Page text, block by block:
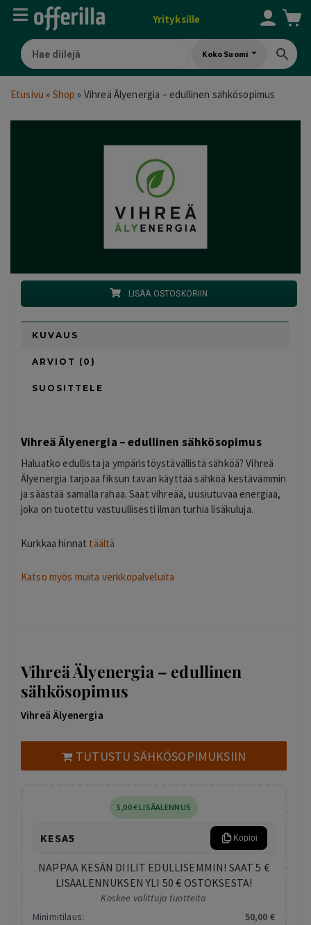
Yrityksille
Koko Suomi
Etusivu » Shop » Vihreä Älyenergia – edullinen sähkösopimus
LISÄÄ OSTOSKORIIN
KUVAUS
ARVIOT (0)
SUOSITTELE
Vihreä Älyenergia – edullinen sähkösopimus
Haluatko edullista ja ympäristöystävällistä sähköä? Vihreä
Älyenergia tarjoaa fiksun tavan käyttää sähköä kestävämmin
ja säästää samalla rahaa. Saat vihreää, uusiutuvaa energiaa,
joka on tuotettu vastuullisesti ilman turhia lisäkuluja.
Kurkkaa hinnat täältä
Katso myös muita verkkopalveluita
Vihreä Älyenergia – edullinen
sähkösopimus
Vihreä Älyenergia
TUTUSTU SÄHKÖSOPIMUKSIIN
5,00€LISÄALENNUS
KESA5 Kopioi
NAPPAA KESÄN DIILIT EDULLISEMMIN! SAAT 5 €
LISÄALENNUKSEN YLI 50 € OSTOKSESTA!
Koskee valittuja tuotteita
Minimitilaus:
50,00 €